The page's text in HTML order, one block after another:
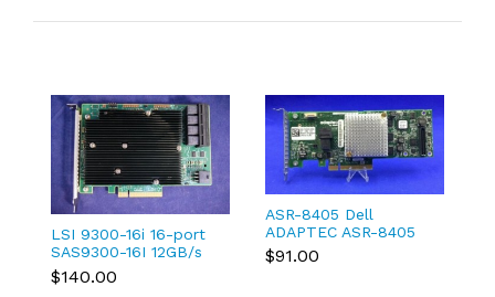
LSI 9300-16i 16-port
SAS9300-16I 12GB/s
Host Bus Adapter 03-
25600-01B
$140.00
ASR-8405 Dell
ADAPTEC ASR-8405
TXCMC SAS/SATA
12Gb/s RAID
$91.00